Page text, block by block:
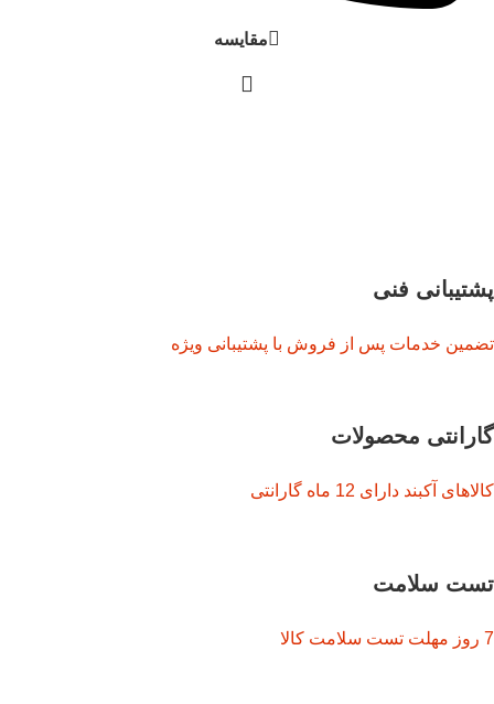
مقایسه
پشتیبانی فنی
تضمین خدمات پس از فروش با پشتیبانی ویژه
گارانتی محصولات
کالاهای آکبند دارای 12 ماه گارانتی
تست سلامت
7 روز مهلت تست سلامت کالا